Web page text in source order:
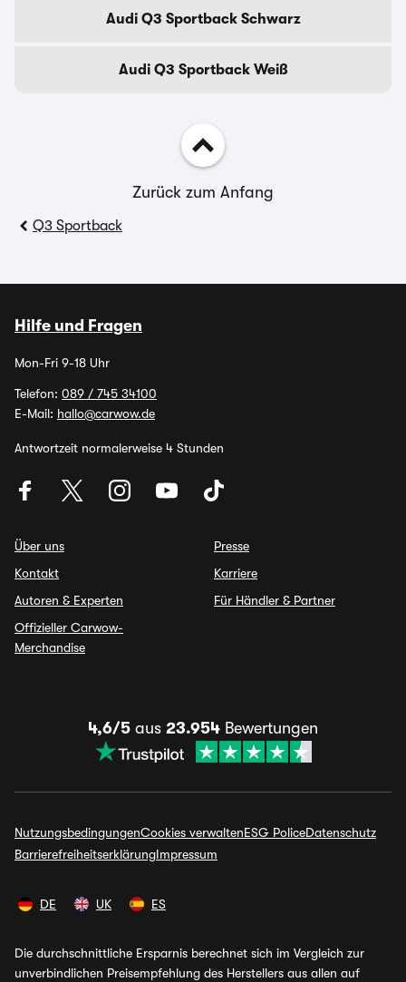
Audi Q3 Sportback Schwarz
Audi Q3 Sportback Weiß
Zurück zum Anfang
Q3 Sportback
Hilfe und Fragen
Mon-Fri 9-18 Uhr
Telefon: 089 / 745 34100
E-Mail: hallo@carwow.de
Antwortzeit normalerweise 4 Stunden
Über uns
Kontakt
Autoren & Experten
Offizieller Carwow-
Merchandise
Presse
Karriere
Für Händler & Partner
4,6/5 aus 23.954 Bewertungen
NutzungsbedingungenCookies verwaltenESG PoliceDatenschutz
BarrierefreiheitserklärungImpressum
DE UK ES
Die durchschnittliche Ersparnis berechnet sich im Vergleich zur
unverbindlichen Preisempfehlung des Herstellers aus allen auf